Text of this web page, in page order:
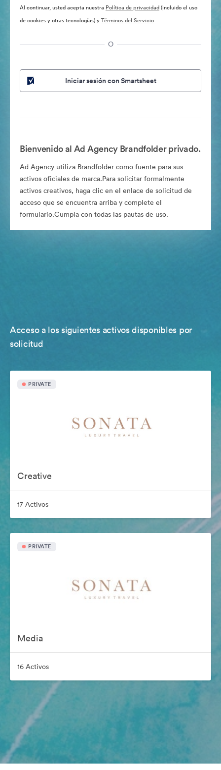
Al continuar, usted acepta nuestra Política de privacidad(incluido el uso
de cookies y otras tecnologías) yTérminos del Servicio
O
Iniciar sesión con Smartsheet
Bienvenido al Ad Agency Brandfolder privado.
Ad Agency utiliza Brandfolder como fuente para sus
activos oficiales de marca.Para solicitar formalmente
activos creativos, haga clic en el enlace de solicitud de
acceso que se encuentra arriba y complete el
formulario.Cumpla con todas las pautas de uso.
Acceso a los siguientes activos disponibles por
solicitud
PRIVATE
Creative
17 Activos
PRIVATE
Media
16 Activos